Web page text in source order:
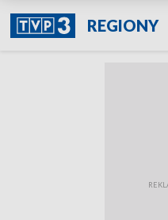
REGIONY